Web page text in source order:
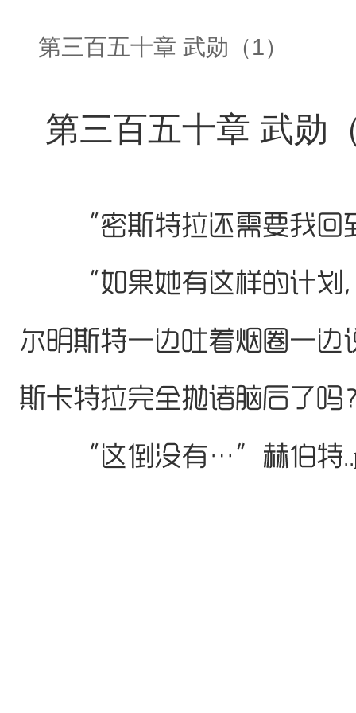
第三百五十章 武勋（1）
第三百五十章 武勋